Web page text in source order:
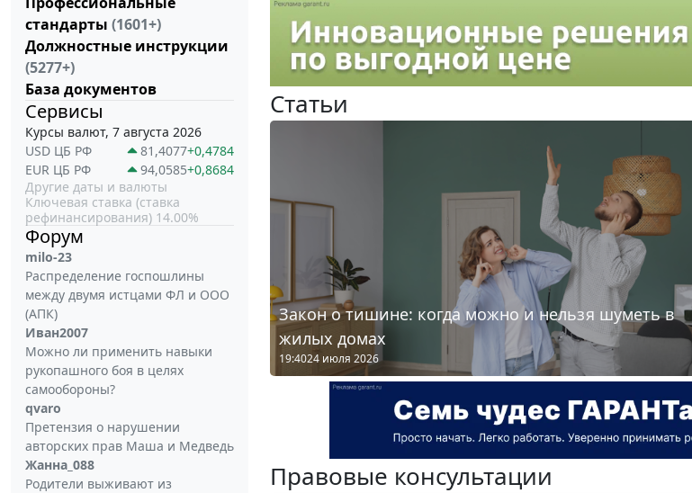
стандарты (1601+)
Должностные инструкции
(5277+)
База документов
Сервисы
Курсы валют, 7 августа 2026
USD ЦБ РФ
81,4077+0,4784
EUR ЦБ РФ
94,0585+0,8684
Другие даты и валюты
Ключевая ставка (ставка
рефинансирования) 14.00%
Форум
milo-23
Распределение госпошлины
между двумя истцами ФЛ и ООО
(АПК)
Иван2007
Можно ли применить навыки
рукопашного боя в целях
самообороны?
qvaro
Претензия о нарушении
авторских прав Маша и Медведь
Жанна_088
Родители выживают из
прохождения военной службы, утвержденное Указом...
Все федеральные документы
Статьи
Закон о тишине: когда можно и нельзя шуметь в
жилых домах
19:4024 июля 2026
Правовые консультации